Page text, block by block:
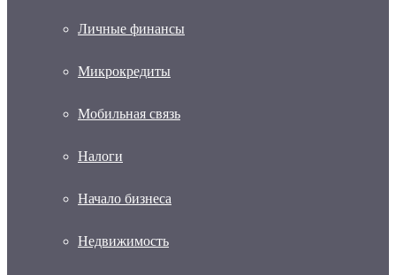
Личные финансы
Микрокредиты
Мобильная связь
Налоги
Начало бизнеса
Недвижимость